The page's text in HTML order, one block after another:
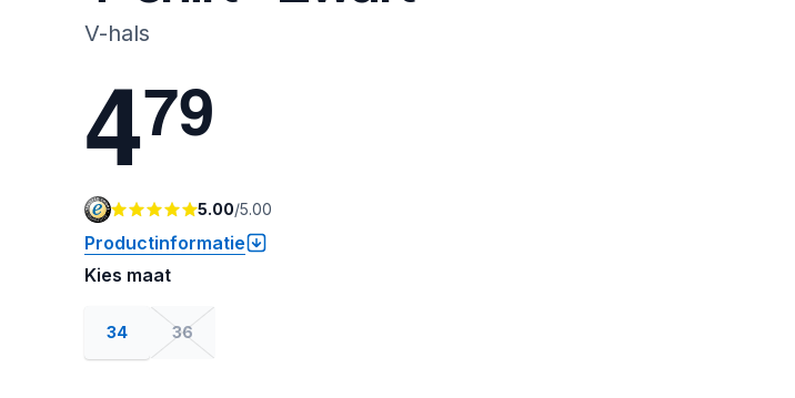
V-hals
479
5.00/5.00
Productinformatie
Kies maat
34 36